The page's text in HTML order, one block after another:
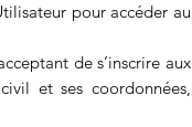
pour accéder au
de s’inscrire aux
et ses coordonnées,